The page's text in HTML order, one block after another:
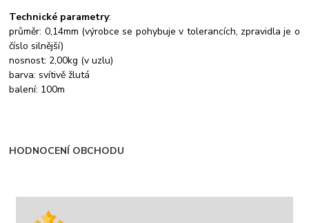
Technické parametry:
průměr: 0,14mm (výrobce se pohybuje v tolerancích, zpravidla je o
číslo silnější)
nosnost: 2,00kg (v uzlu)
barva: svítivě žlutá
balení: 100m
HODNOCENÍ OBCHODU